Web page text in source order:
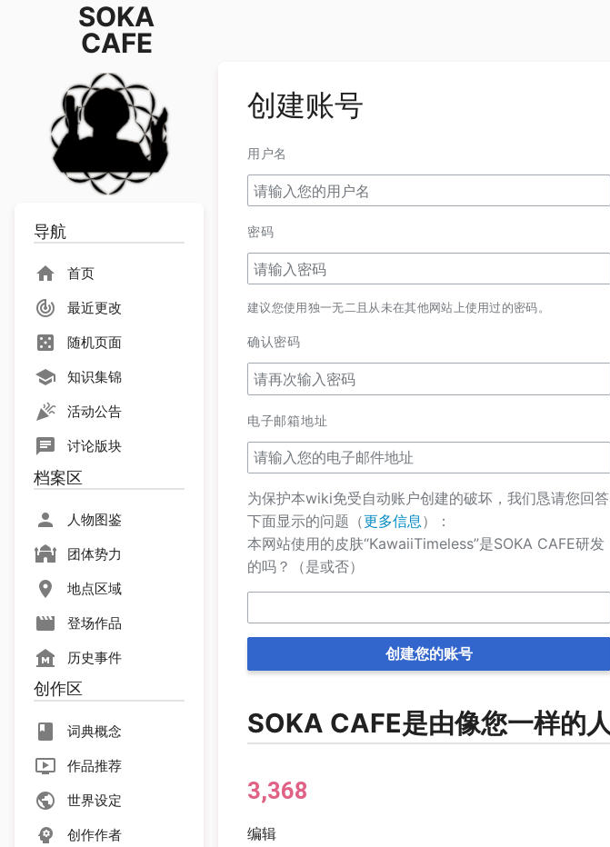
SOKA
CAFE
创建账号
用户名
密码
建议您使用独一无二且从未在其他网站上使用过的密码。
确认密码
电子邮箱地址
为保护本wiki免受自动账户创建的破坏，我们恳请您回答
下面显示的问题（更多信息 ）：
本网站使用的皮肤“KawaiiTimeless”是SOKA CAFE研发
的吗？（是或否）
创建您的账号
SOKA CAFE是由像您一样的人
3,368
编辑
导航
首页
最近更改
随机页面
知识集锦
活动公告
讨论版块
档案区
人物图鉴
团体势力
地点区域
登场作品
历史事件
创作区
词典概念
作品推荐
世界设定
创作作者